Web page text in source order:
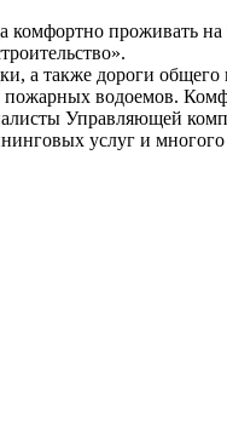
проживать на
а также дороги
пожарных водоемов.
Управляющей
услуг и многого